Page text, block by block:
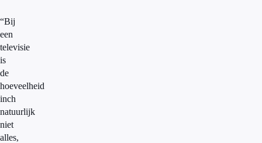
“Bij
een
televisie
is
de
hoeveelheid
inch
natuurlijk
niet
alles,